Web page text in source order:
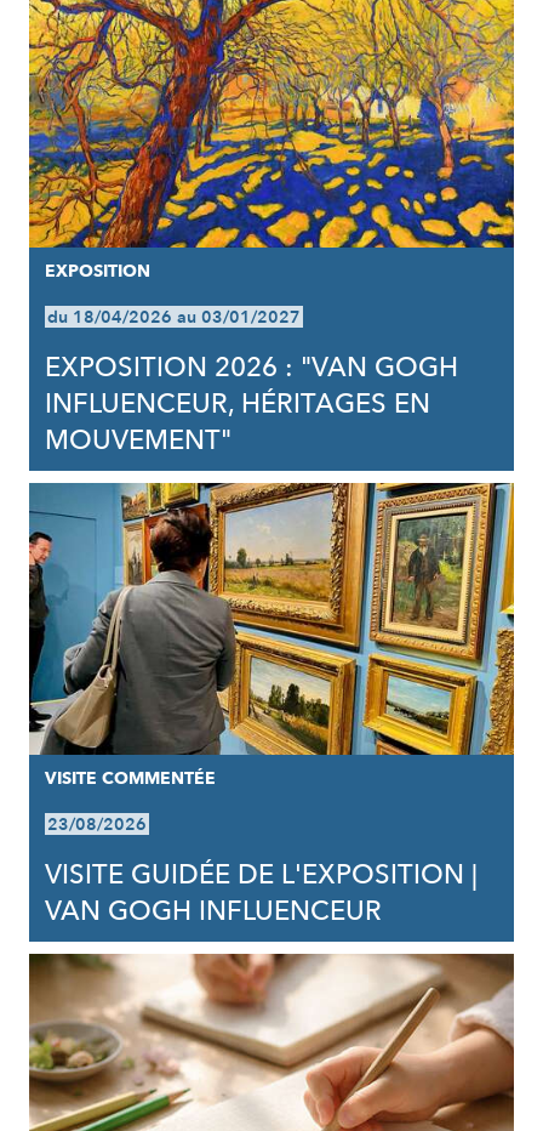
EXPOSITION
du 18/04/2026 au 03/01/2027
EXPOSITION 2026 : "VAN GOGH
INFLUENCEUR, HÉRITAGES EN
MOUVEMENT"
VISITE COMMENTÉE
23/08/2026
VISITE GUIDÉE DE L'EXPOSITION |
VAN GOGH INFLUENCEUR